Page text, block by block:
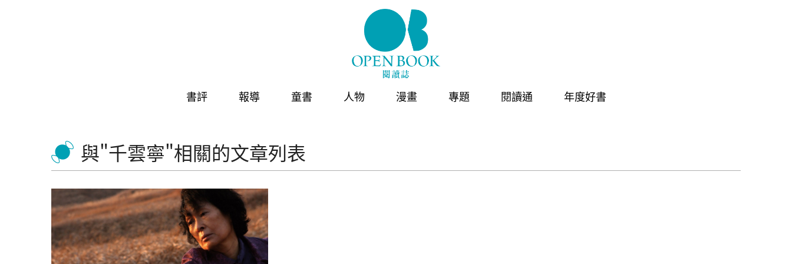
書評 報導 童書 人物 漫畫 專題 閱讀通 年度好書
與"千雲寧"相關的文章列表